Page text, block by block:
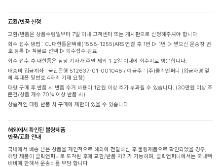
교환/반품 신청
교환/반품은 상품수령일부터 7일 이내 고객센터 또는 게시판으로 신청해주셔야 합니다.
회수 접수 방법 : CJ대한통운택배(1588-1255)ARS 연결 후 1번 ▷ 1번 ▷ 받으신 운송장 번
호 등록 ▷ 착불로 선택 ▷ 회수접수 완료
회수 접수 후 대한통운 담당 기사가 주말 제외 1-2일 이내에 회수지로 방문합니다.
배송비 입금계좌 : 국민은행 512637-01-001048 / 예금주 : (주)클릭앤퍼니 (입금자명 옆
에 휴대폰 뒷번호 4자리 기재 요청)
대량 구매 후 반품 시 반품 수거 비용이 1만원 이상 추가 부과될 수 있습니다. (30만원 이상 주
문건/상품 개수 70% 이상 반품 시)
상습적인 대량 반품 시 구매에 제한이 있을 수 있습니다.
해외에서 확인된 불량제품
반품/교환 안내
국내에서 배송 받은 상품을 개인적으로 해외에 전달하신 후 불량제품으로 확인되었을 경우,
해당 제품이 클릭앤퍼니로 도착된 후에 교환/반품 처리가 가능하며, 클릭앤퍼니에서는 국내택
배비에 한해서 운송비를 부담 합니다